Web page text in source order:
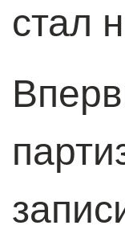
стал